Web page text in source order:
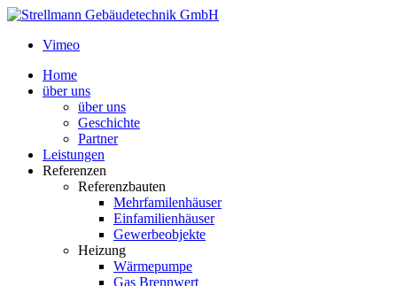
Vimeo
Home
über uns
über uns
Geschichte
Partner
Leistungen
Referenzen
Referenzbauten
Mehrfamilenhäuser
Einfamilienhäuser
Gewerbeobjekte
Heizung
Wärmepumpe
Gas Brennwert